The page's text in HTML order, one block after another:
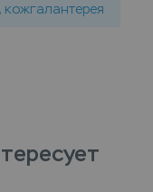
кожгалантерея